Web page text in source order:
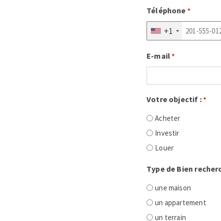
Téléphone *
+1
E-mail*
Votre objectif :*
Acheter
Investir
Louer
Type de Bien
une maison
un appartement
un terrain